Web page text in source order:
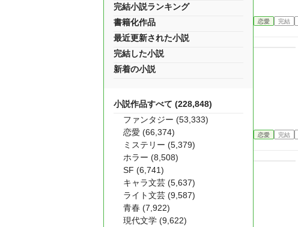
恋愛 完結
恋愛 完結
完結小説ランキング
書籍化作品
最近更新された小説
完結した小説
新着の小説
小説作品すべて (228,848)
ファンタジー (53,333)
恋愛 (66,374)
ミステリー (5,379)
ホラー (8,508)
SF (6,741)
キャラ文芸 (5,637)
ライト文芸 (9,587)
青春 (7,922)
現代文学 (9,622)